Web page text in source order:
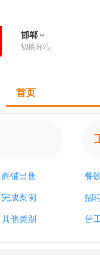
邯郸
切换分站
首页
商铺出售
完成案例
其他类别
餐
招
普